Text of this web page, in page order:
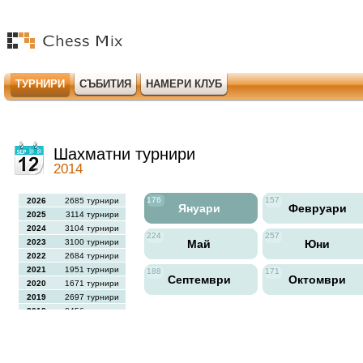
ТУРНИРИ СЪБИТИЯ НАМЕРИ КЛУБ
Шахматни турнири
2014
2026
2685 турнири
2025
3114 турнири
2024
3104 турнири
2023
3100 турнири
2022
2684 турнири
2021
1951 турнири
2020
1671 турнири
2019
2697 турнири
2018
2456 турнири
176
Януари
157
Февруари
224
Май
257
Юни
188
Септември
171
Октомври